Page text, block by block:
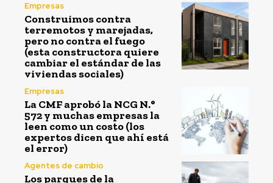
Empresas
Construimos contra
terremotos y marejadas,
pero no contra el fuego
(esta constructora quiere
cambiar el estándar de las
viviendas sociales)
Empresas
La CMF aprobó la NCG N.°
572 y muchas empresas la
leen como un costo (los
expertos dicen que ahí está
el error)
Agentes de cambio
Los parques de la